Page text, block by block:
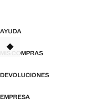
AYUDA
MIS COMPRAS
DEVOLUCIONES
EMPRESA